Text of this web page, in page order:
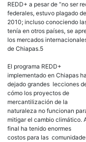
REDD+ a pesar de “no ser
federales, estuvo plagado
2010; incluso conociendo
tenía en otros países, se
los mercados
de Chiapas.5
El programa REDD+
implementado en Chiapas ha
dejado grandes lecciones
cómo los proyectos de
mercantilización de la
naturaleza no funcionan
mitigar el cambio climático.
final ha tenido enormes
costos para las